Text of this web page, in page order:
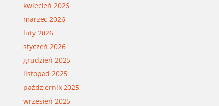
kwiecień 2026
marzec 2026
luty 2026
styczeń 2026
grudzień 2025
listopad 2025
październik 2025
wrzesień 2025